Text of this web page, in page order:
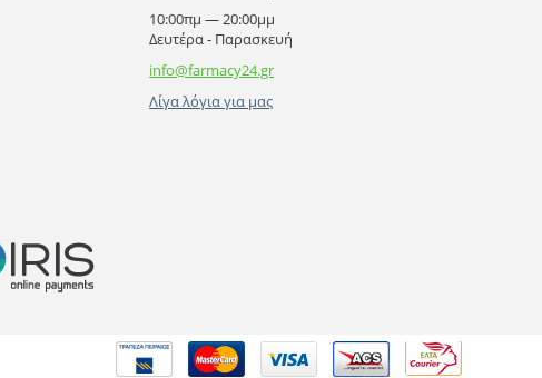
10:00πμ — 20:00μμ
Δευτέρα - Παρασκευή
info@farmacy24.gr
Λίγα λόγια για μας